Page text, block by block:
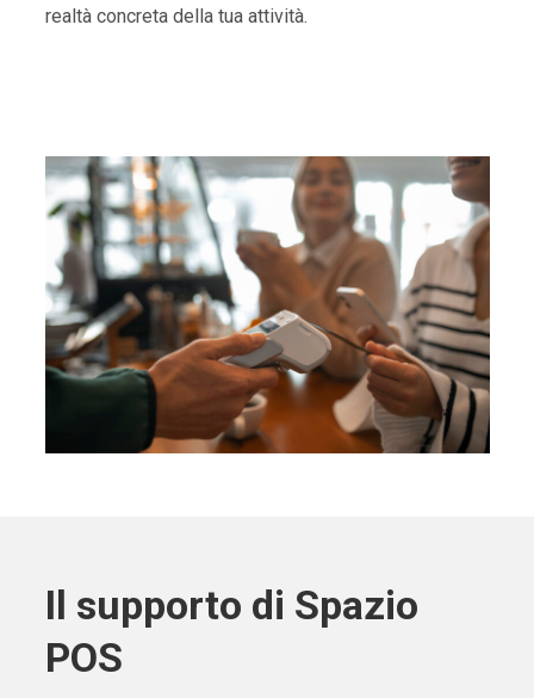
realtà concreta della tua attività.
Il supporto di Spazio
POS